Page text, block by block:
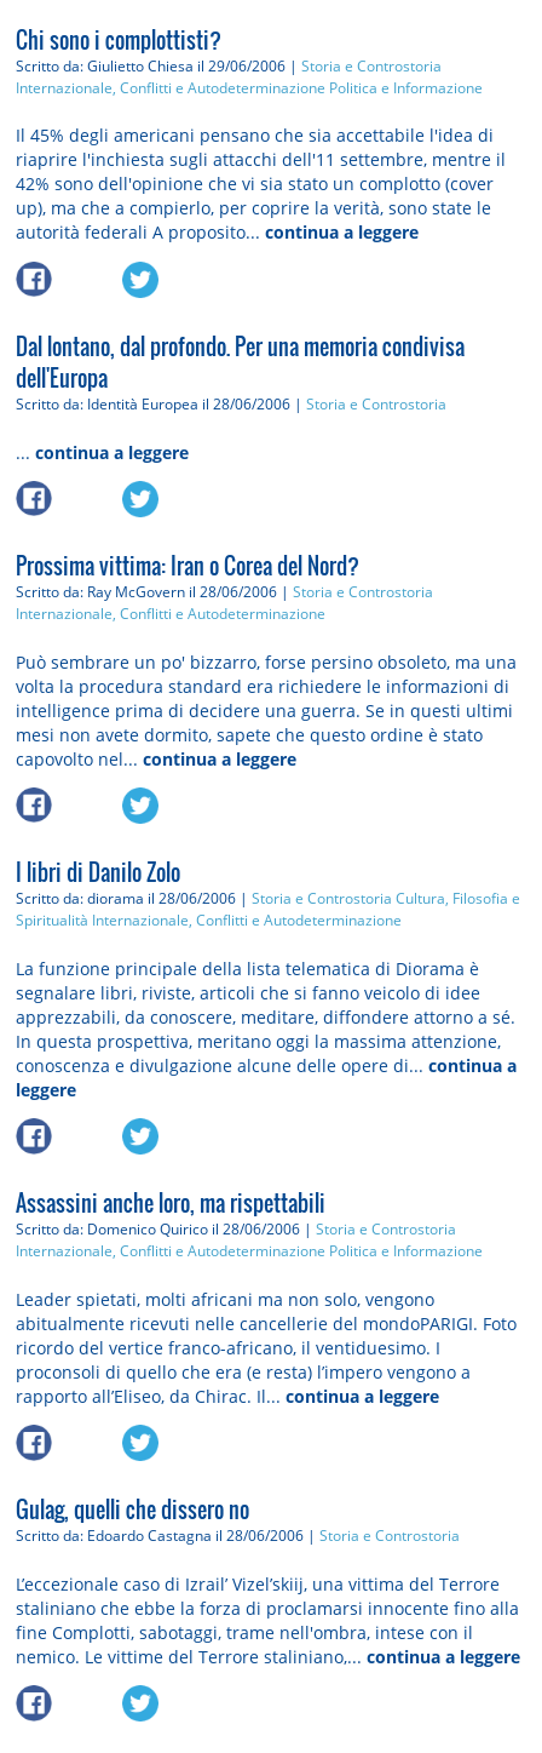
Chi sono i complottisti?
Scritto da: Giulietto Chiesa il 29/06/2006 |Storia e Controstoria
Internazionale, Conflitti e Autodeterminazione Politica e Informazione
Il 45% degli americani pensano che sia accettabile l'idea di
riaprire l'inchiesta sugli attacchi dell'11 settembre, mentre il
42% sono dell'opinione che vi sia stato un complotto (cover
up), ma che a compierlo, per coprire la verità, sono state le
autorità federali A proposito...continua a leggere
Dal lontano, dal profondo. Per una memoria condivisa
dell'Europa
Scritto da: Identità Europea il 28/06/2006 |Storia e Controstoria
...continua a leggere
Prossima vittima: Iran o Corea del Nord?
Scritto da: Ray McGovern il 28/06/2006 |Storia e Controstoria
Internazionale, Conflitti e Autodeterminazione
Può sembrare un po' bizzarro, forse persino obsoleto, ma una
volta la procedura standard era richiedere le informazioni di
intelligence prima di decidere una guerra. Se in questi ultimi
mesi non avete dormito, sapete che questo ordine è stato
capovolto nel...continua a leggere
I libri di Danilo Zolo
Scritto da: diorama il 28/06/2006 |Storia e Controstoria Cultura, Filosofia e
Spiritualità Internazionale, Conflitti e Autodeterminazione
La funzione principale della lista telematica di Diorama è
segnalare libri, riviste, articoli che si fanno veicolo di idee
apprezzabili, da conoscere, meditare, diffondere attorno a sé.
In questa prospettiva, meritano oggi la massima attenzione,
conoscenza e divulgazione alcune delle opere di...continua a
leggere
Assassini anche loro, ma rispettabili
Scritto da: Domenico Quirico il 28/06/2006 |Storia e Controstoria
Internazionale, Conflitti e Autodeterminazione Politica e Informazione
Leader spietati, molti africani ma non solo, vengono
abitualmente ricevuti nelle cancellerie del mondoPARIGI. Foto
ricordo del vertice franco-africano, il ventiduesimo. I
proconsoli di quello che era (e resta) l’impero vengono a
rapporto all’Eliseo, da Chirac. Il...continua a leggere
Gulag, quelli che dissero no
Scritto da: Edoardo Castagna il 28/06/2006 |Storia e Controstoria
L’eccezionale caso di Izrail’ Vizel’skiij, una vittima del Terrore
staliniano che ebbe la forza di proclamarsi innocente fino alla
fine Complotti, sabotaggi, trame nell'ombra, intese con il
nemico. Le vittime del Terrore staliniano,...continua a leggere